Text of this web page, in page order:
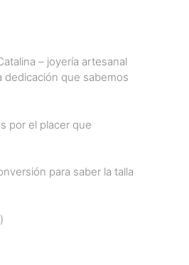
– joyería artesanal
dedicación que sabemos
por el placer que
para saber la talla